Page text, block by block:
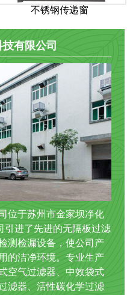
不锈钢传递窗
有限公司
于苏州市金家坝净化
引进了先进的无隔板过滤
测检漏设备，使公司产
的洁净环境。专业生产
空气过滤器、中效袋式
滤器、活性碳化学过滤